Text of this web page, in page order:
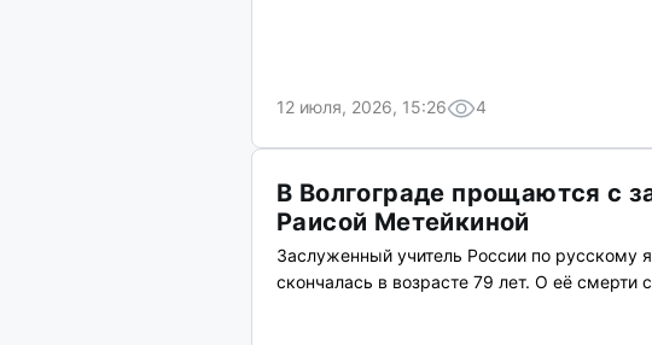
12 июля, 2026, 15:26 4
В Волгограде прощаются с
Раисой Метейкиной
Заслуженный учитель России по русскому
скончалась в возрасте 79 лет. О её смерти